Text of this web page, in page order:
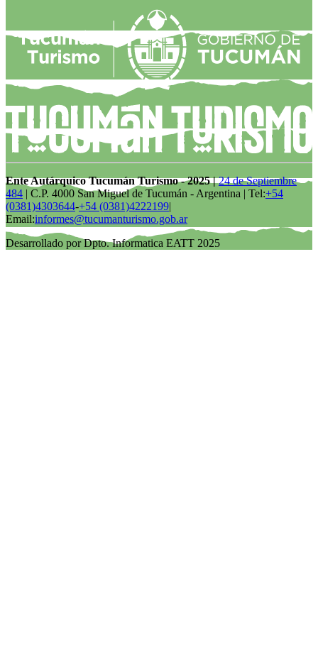
Ente Autárquico Tucumán Turismo - 2025 |24 de Septiembre
484 | C.P. 4000 San Miguel de Tucumán - Argentina | Tel:+54
(0381)4303644-+54 (0381)4222199|
Email:informes@tucumanturismo.gob.ar
Desarrollado por Dpto. Informatica EATT 2025